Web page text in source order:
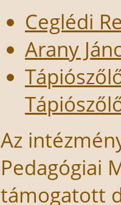
Ceglédi
Arany
Az
Pedagógiai
támogatott